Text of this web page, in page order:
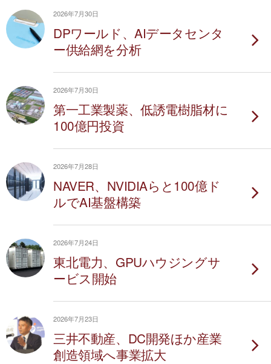
2026年7月30日
DPワールド、AIデータセンタ
ー供給網を分析
2026年7月30日
第一工業製薬、低誘電樹脂材に
100億円投資
2026年7月28日
NAVER、NVIDIAらと100億ド
ルでAI基盤構築
2026年7月24日
東北電力、GPUハウジングサ
ービス開始
2026年7月23日
三井不動産、DC開発ほか産業
創造領域へ事業拡大